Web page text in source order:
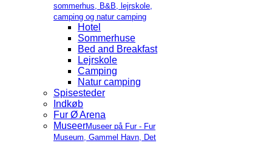
sommerhus, B&B, lejrskole,
camping og natur camping
Hotel
Sommerhuse
Bed and Breakfast
Lejrskole
Camping
Natur camping
Spisesteder
Indkøb
Fur Ø Arena
MuseerMuseer på Fur - Fur
Museum, Gammel Havn, Det